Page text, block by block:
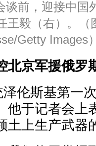
谈前，迎接中国
王毅（右）。（
Getty Images
北京军援俄罗
伦斯基第一
他于记者会上
土上生产武器